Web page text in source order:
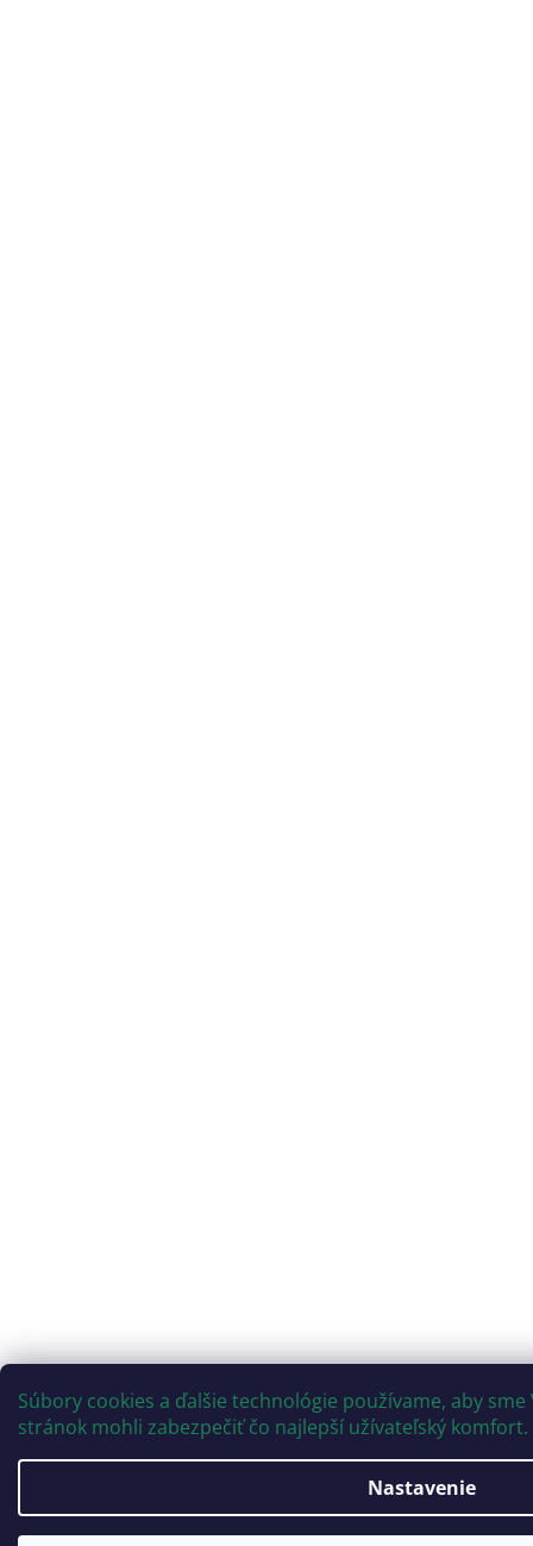
Súbory cookies a ďalšie technológie používame, aby
stránok mohli zabezpečiť čo najlepší užívateľský
Nastavenie